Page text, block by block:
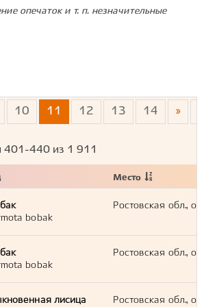
опечаток и т. п. незначительные
10 11 12 13 14 »
401-440 из 1 911
Место
bobak
Ростовская обл.,
bobak
Ростовская обл.,
лисица
Ростовская обл.,